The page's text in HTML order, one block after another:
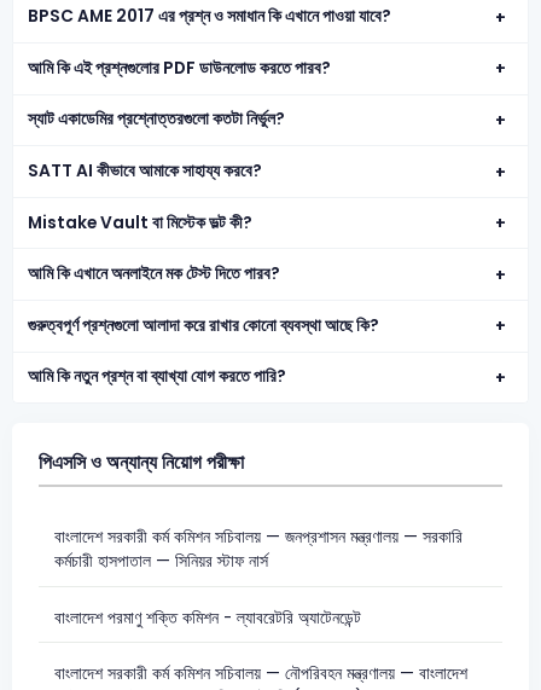
BPSC AME 2017 এর প্রশ্ন ও সমাধান কি এখানে পাওয়া যাবে?
আমি কি এই প্রশ্নগুলোর PDF ডাউনলোড করতে পারব?
স্যাট একাডেমির প্রশ্নোত্তরগুলো কতটা নির্ভুল?
SATT AI কীভাবে আমাকে সাহায্য করবে?
Mistake Vault বা মিস্টেক ভল্ট কী?
আমি কি এখানে অনলাইনে মক টেস্ট দিতে পারব?
গুরুত্বপূর্ণ প্রশ্নগুলো আলাদা করে রাখার কোনো ব্যবস্থা আছে কি?
আমি কি নতুন প্রশ্ন বা ব্যাখ্যা যোগ করতে পারি?
পিএসসি ও অন্যান্য নিয়োগ পরীক্ষা
বাংলাদেশ সরকারী কর্ম কমিশন সচিবালয় — জনপ্রশাসন মন্ত্রণালয় — সরকারি
কর্মচারী হাসপাতাল — সিনিয়র স্টাফ নার্স
বাংলাদেশ পরমাণু শক্তি কমিশন - ল্যাবরেটরি অ্যাটেনডেন্ট
বাংলাদেশ সরকারী কর্ম কমিশন সচিবালয় — নৌপরিবহন মন্ত্রণালয় — বাংলাদেশ